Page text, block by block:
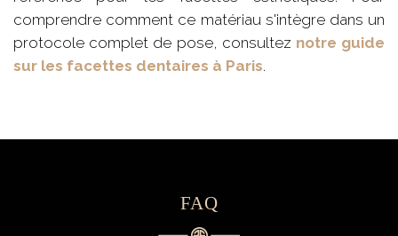
comprendre comment ce matériau s'intègre dans un
protocole complet de pose, consultez notre guide
sur les facettes dentaires à Paris.
FAQ